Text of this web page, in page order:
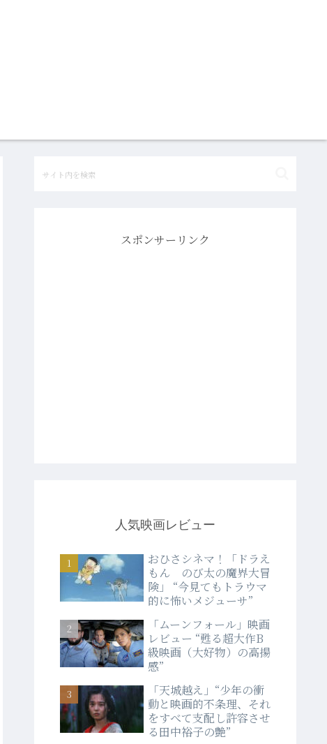
スポンサーリンク
人気映画レビュー
おひさシネマ！「ドラえ
もん のび太の魔界大冒
険」 “今見てもトラウマ
的に怖いメジューサ”
「ムーンフォール」映画
レビュー “甦る超大作B
級映画（大好物）の高揚
感”
「天城越え」“少年の衝
動と映画的不条理、それ
をすべて支配し許容させ
る田中裕子の艶”